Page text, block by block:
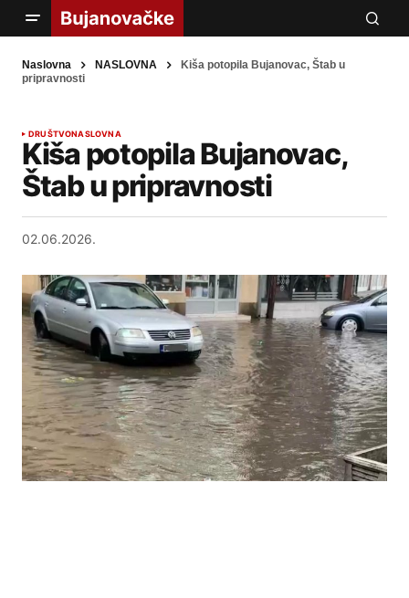
Naslovna NASLOVNA
Kiša potopila Bujanovac, Štab u
pripravnosti
DRUŠTVONASLOVNA
Kiša potopila Bujanovac,
Štab u pripravnosti
02.06.2026.